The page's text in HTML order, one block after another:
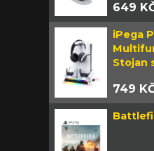
649
iPega
Stojan
749